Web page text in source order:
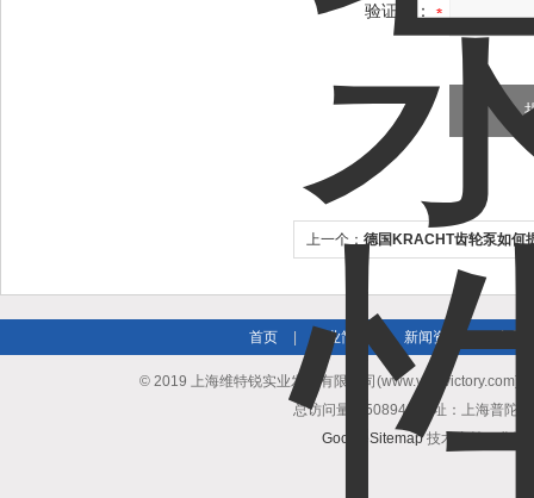
验证码：
上一个： 德国KRACHT齿轮泵如何
首页 企业简介 | 新闻资讯
© 2019 上海维特锐实业发展有限公司(www.vse-victory.com)
总访问量：508948 地址：上海普陀
GoogleSitemap技术支持：